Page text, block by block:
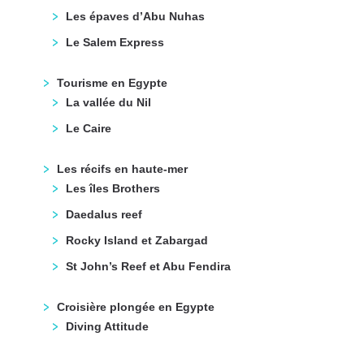
Les épaves d’Abu Nuhas
Le Salem Express
Tourisme en Egypte
La vallée du Nil
Le Caire
Les récifs en haute-mer
Les îles Brothers
Daedalus reef
Rocky Island et Zabargad
St John’s Reef et Abu Fendira
Croisière plongée en Egypte
Diving Attitude